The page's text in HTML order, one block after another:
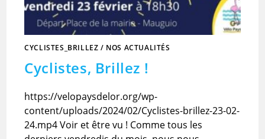
CYCLISTES_BRILLEZ / NOS ACTUALITÉS
Cyclistes, Brillez !
https://velopaysdelor.org/wp-
content/uploads/2024/02/Cyclistes-brillez-23-02-
24.mp4 Voir et être vu ! Comme tous les